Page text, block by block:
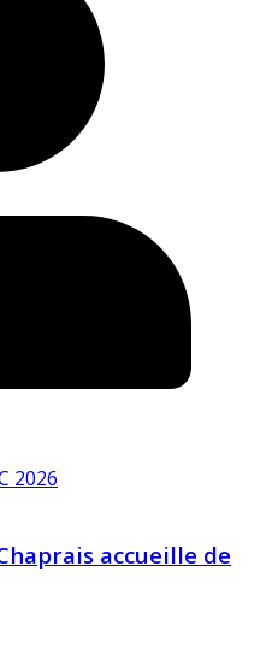
accueille de